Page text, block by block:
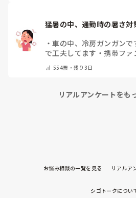
猛暑の中、通勤時の暑さ
・車の中、冷房ガンガンで
で工夫してます ・携帯ファ
ん ・その他（コメントで教
554票・残り3日
リアルアンケートをも
お悩み相談の一覧を見る リアルア
シゴトークについ